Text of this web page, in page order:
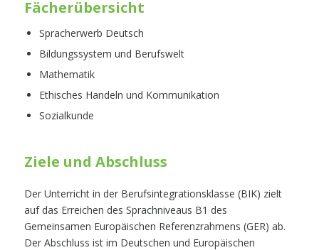
Fächerübersicht
Spracherwerb Deutsch
Bildungssystem und Berufswelt
Mathematik
Ethisches Handeln und Kommunikation
Sozialkunde
Ziele und Abschluss
Der Unterricht in der Berufsintegrationsklasse (BIK) zielt
auf das Erreichen des Sprachniveaus B1 des
Gemeinsamen Europäischen Referenzrahmens (GER) ab.
Der Abschluss ist im Deutschen und Europäischen